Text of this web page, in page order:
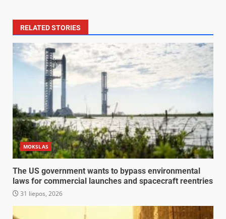
RELATED STORIES
MOKSLAS
The US government wants to bypass environmental
laws for commercial launches and spacecraft reentries
31 liepos, 2026